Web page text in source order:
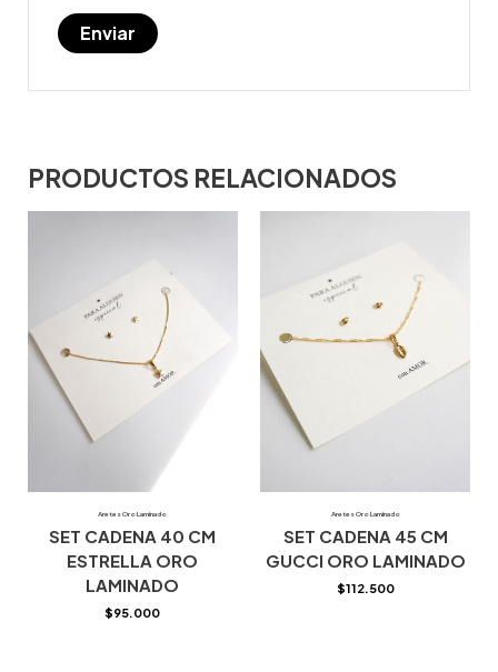
PRODUCTOS RELACIONADOS
Aretes Oro Laminado
SET CADENA 40 CM
ESTRELLA ORO
LAMINADO
$95.000
Aretes Oro Laminado
SET CADENA 45 CM
GUCCI ORO LAMINADO
$112.500